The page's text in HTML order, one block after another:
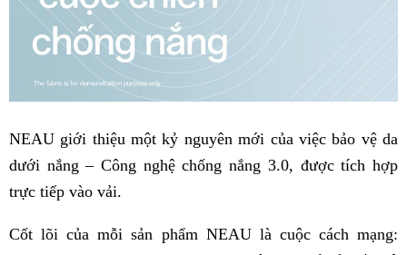
NEAU giới thiệu một kỷ nguyên mới của việc bảo vệ da
dưới nắng – Công nghệ chống nắng 3.0, được tích hợp
trực tiếp vào vải.
Cốt lõi của mỗi sản phẩm NEAU là cuộc cách mạng: